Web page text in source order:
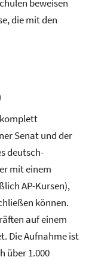
beweisen
die mit den
Senat und der
deutsch-
mit einem
AP-Kursen),
können.
auf einem
Die Aufnahme ist
über 1.000